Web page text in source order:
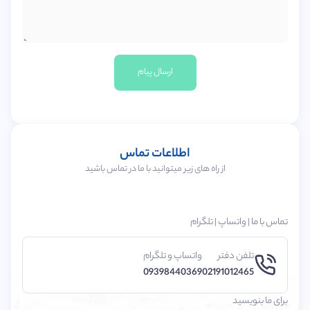
ارسال پیام
اطلاعات تماس
از راه های زیر میتوانید با ما در تماس باشید
تماس با ما | واتساپ | تلگرام
تلفن دفتر
02191012465
واتساپ و تلگرام
09398440369
برای ما بنویسید